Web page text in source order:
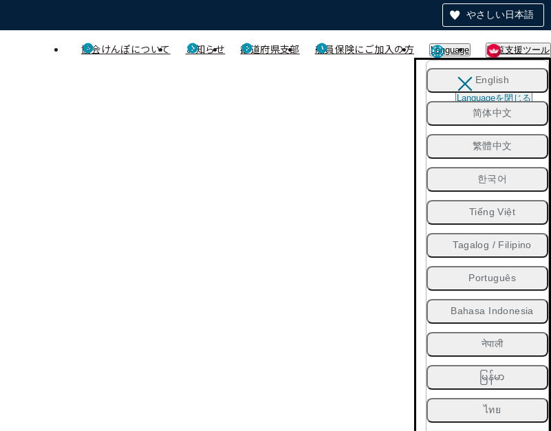
やさしい日本語
協会けんぽについて お知らせ 都道府県支部 船員保険にご加入の方 Language 閲覧支援ツール
English
简体中文
繁體中文
한국어
Tiếng Việt
Tagalog / Filipino
Português
Bahasa Indonesia
नेपाली
မြန်မာ
ไทย
Languageを閉じる